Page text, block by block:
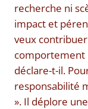
recherche ni
impact et
veux contribuer
comportement
déclare-t-il.
responsabilité
». Il déplore